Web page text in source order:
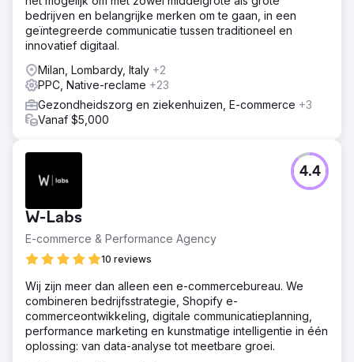
Advocatenkantoor ontvangt 2-3 leads per maand,
waardoor het aantal consultaties toeneemt.
Naar bureaupagina
bedrijven en belangrijke merken om te gaan, in een
geïntegreerde communicatie tussen traditioneel en
innovatief digitaal.
Milan, Lombardy, Italy +2
PPC, Native-reclame +23
Gezondheidszorg en ziekenhuizen, E-commerce +3
Vanaf $5,000
W-Labs
E-commerce & Performance Agency
10 reviews
4.4
Wij zijn meer dan alleen een e-commercebureau. We
combineren bedrijfsstrategie, Shopify e-
commerceontwikkeling, digitale communicatieplanning,
performance marketing en kunstmatige intelligentie in één
oplossing: van data-analyse tot meetbare groei.